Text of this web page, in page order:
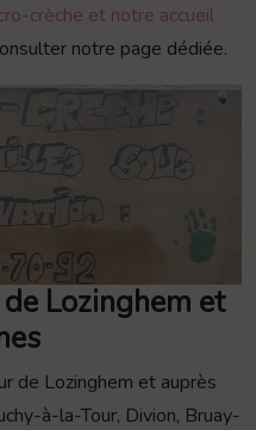
crèche et notre accueil
notre page dédiée.
Lozinghem et
de Lozinghem et auprès
à-la-Tour, Divion, Bruay-